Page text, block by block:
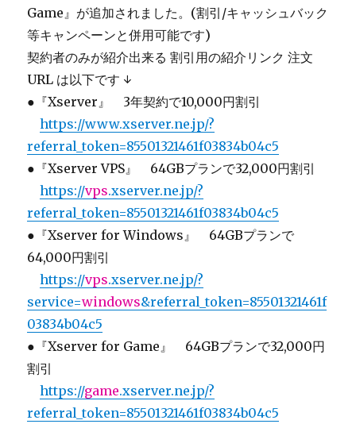
Game』が追加されました。(割引/キャッシュバック
等キャンペーンと併用可能です)
契約者のみが紹介出来る 割引用の紹介リンク 注文
URL は以下です ↓
●『Xserver』 3年契約で10,000円割引
＿https://www.xserver.ne.jp/?
referral_token=85501321461f03834b04c5
●『Xserver VPS』 64GBプランで32,000円割引
＿https://vps.xserver.ne.jp/?
referral_token=85501321461f03834b04c5
●『Xserver for Windows』 64GBプランで
64,000円割引
＿https://vps.xserver.ne.jp/?
service=windows&referral_token=85501321461f
03834b04c5
●『Xserver for Game』 64GBプランで32,000円
割引
＿https://game.xserver.ne.jp/?
referral_token=85501321461f03834b04c5